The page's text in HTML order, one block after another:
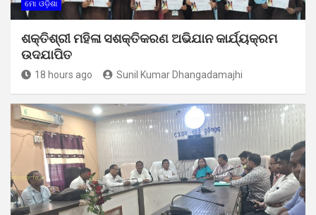
ମୋ ଓଡ଼ିଶା
ଶକ୍ତିଶ୍ରୀ ମହିଳା ସଶକ୍ତିକରଣ ଅଭିଯାନ କାର୍ଯ୍ୟକ୍ରମ
ଉଦଯାପିତ
18 hours ago Sunil Kumar Dhangadamajhi